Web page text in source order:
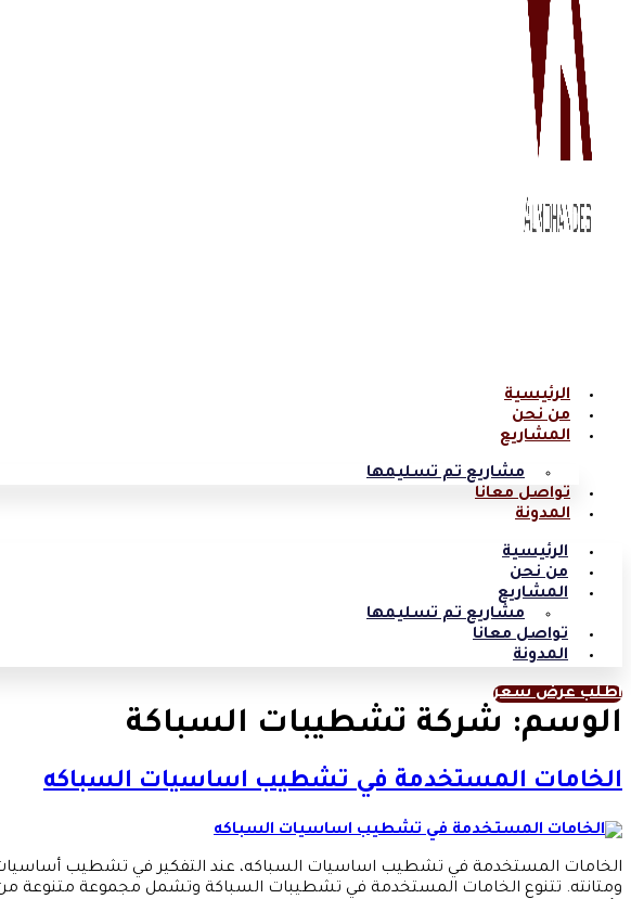
الرئيسية
من نحن
المشاريع
مشاريع تم تسليمها
تواصل معانا
المدونة
الرئيسية
من نحن
المشاريع
مشاريع تم تسليمها
تواصل معانا
المدونة
اطلب عرض سعر
الوسم: شركة تشطيبات السباكة
الخامات المستخدمة في تشطيب اساسيات السباكه
الخامات المستخدمة في تشطيب اساسيات السباكه، عند التفكير في تشطيب أساسيات
ومتانته. تتنوع الخامات المستخدمة في تشطيبات السباكة وتشمل مجموعة متنوعة